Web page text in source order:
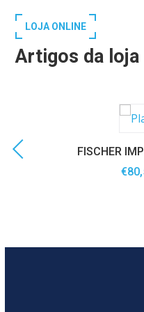
LOJA ONLINE
Artigos da loja
FISCHER
€